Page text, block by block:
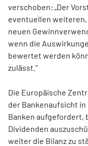
verschoben: „Der
eventuellen
neuen
wenn die
bewertet werden
zulässt.“
Die Europäische
der Bankenaufsicht
Banken aufgefordert,
Dividenden
weiter die Bilanz zu